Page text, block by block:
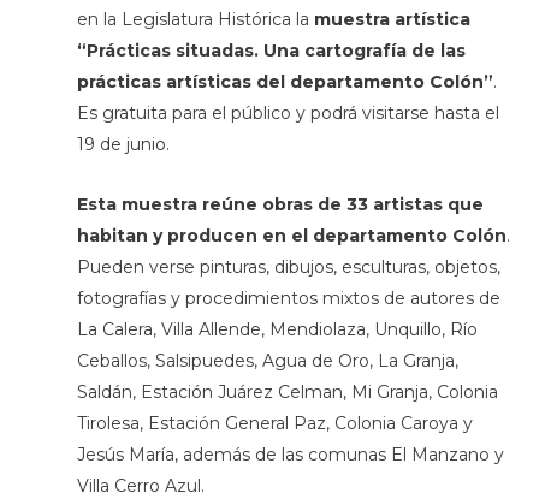
en la Legislatura Histórica la muestra artística
“Prácticas situadas. Una cartografía de las
prácticas artísticas del departamento Colón”.
Es gratuita para el público y podrá visitarse hasta el
19 de junio.
Esta muestra reúne obras de 33 artistas que
habitan y producen en el departamento Colón.
Pueden verse pinturas, dibujos, esculturas, objetos,
fotografías y procedimientos mixtos de autores de
La Calera, Villa Allende, Mendiolaza, Unquillo, Río
Ceballos, Salsipuedes, Agua de Oro, La Granja,
Saldán, Estación Juárez Celman, Mi Granja, Colonia
Tirolesa, Estación General Paz, Colonia Caroya y
Jesús María, además de las comunas El Manzano y
Villa Cerro Azul.